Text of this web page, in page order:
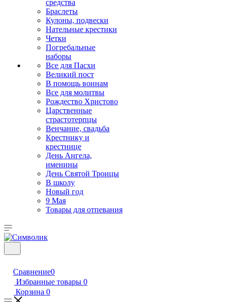
средства
Браслеты
Кулоны, подвески
Нательные крестики
Четки
Погребальные
наборы
Все для Пасхи
Великий пост
В помощь воинам
Все для молитвы
Рождество Христово
Царственные
страстотерпцы
Венчание, свадьба
Крестнику и
крестнице
День Ангела,
именины
День Святой Троицы
В школу
Новый год
9 Мая
Товары для отпевания
Сравнение0
Избранные товары 0
Корзина 0